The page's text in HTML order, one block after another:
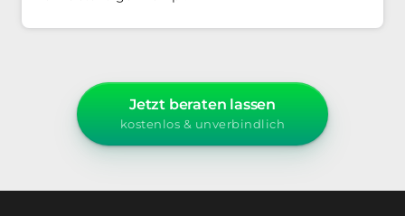
Jetzt beraten lassen
kostenlos & unverbindlich